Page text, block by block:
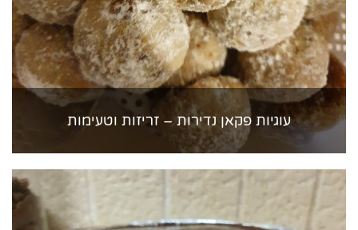
עוגיות פקאן נדירות – זריזות וטעימות